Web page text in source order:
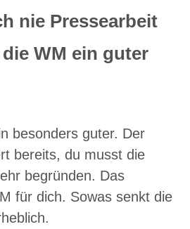
nie Pressearbeit
WM ein guter
besonders guter. Der
bereits, du musst die
begründen. Das
für dich. Sowas senkt die